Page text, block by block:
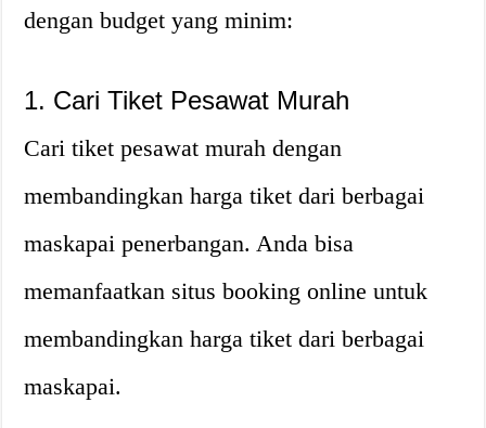
dengan budget yang minim:
1. Cari Tiket Pesawat Murah
Cari tiket pesawat murah dengan
membandingkan harga tiket dari berbagai
maskapai penerbangan. Anda bisa
memanfaatkan situs booking online untuk
membandingkan harga tiket dari berbagai
maskapai.